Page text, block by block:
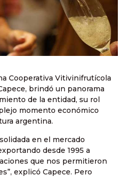
Cooperativa Vitivinifrutícola
brindó un panorama
de la entidad, su rol
momento económico
argentina.
en el mercado
desde 1995 a
que nos permitieron
explicó Capece. Pero